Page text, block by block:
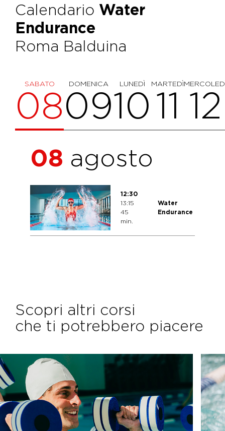
Calendario Water
Endurance
Roma Balduina
SABATO
08 DOMENICA
09 LUNEDÌ
10 MARTEDÌ
11 12
08 agosto
12:30
13:15
45
min.
Water
Endurance
Scopri altri corsi
che ti potrebbero piacere